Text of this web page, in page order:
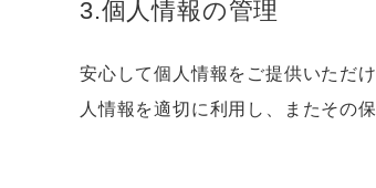
3.個人情報の管理
安心して個人情報をご提供いただ
人情報を適切に利用し、またその